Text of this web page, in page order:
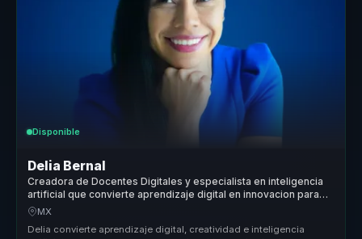
Disponible
Delia Bernal
Creadora de Docentes Digitales y especialista en inteligencia
artificial que convierte aprendizaje digital en innovacion para
instituciones y equipos.
MX
Delia convierte aprendizaje digital, creatividad e inteligencia